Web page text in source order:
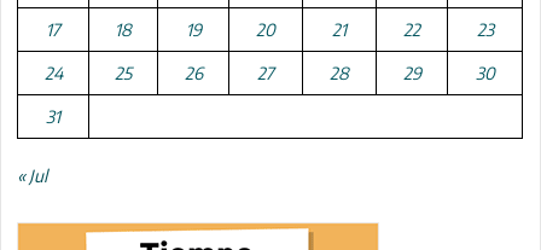
17 18 19 20 21 22 23
24 25 26 27 28 29 30
31
« Jul